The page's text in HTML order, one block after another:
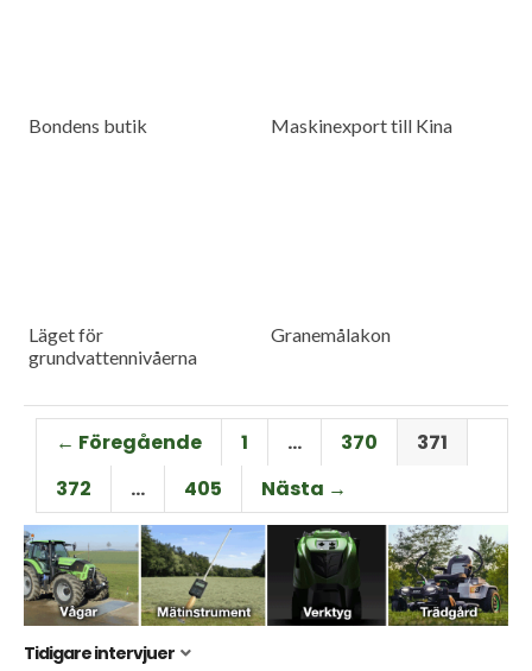
Bondens butik Maskinexport till Kina
Läget för
grundvattennivåerna
Granemålakon
← Föregående 1 … 370
371
372
… 405 Nästa →
Tidigare intervjuer